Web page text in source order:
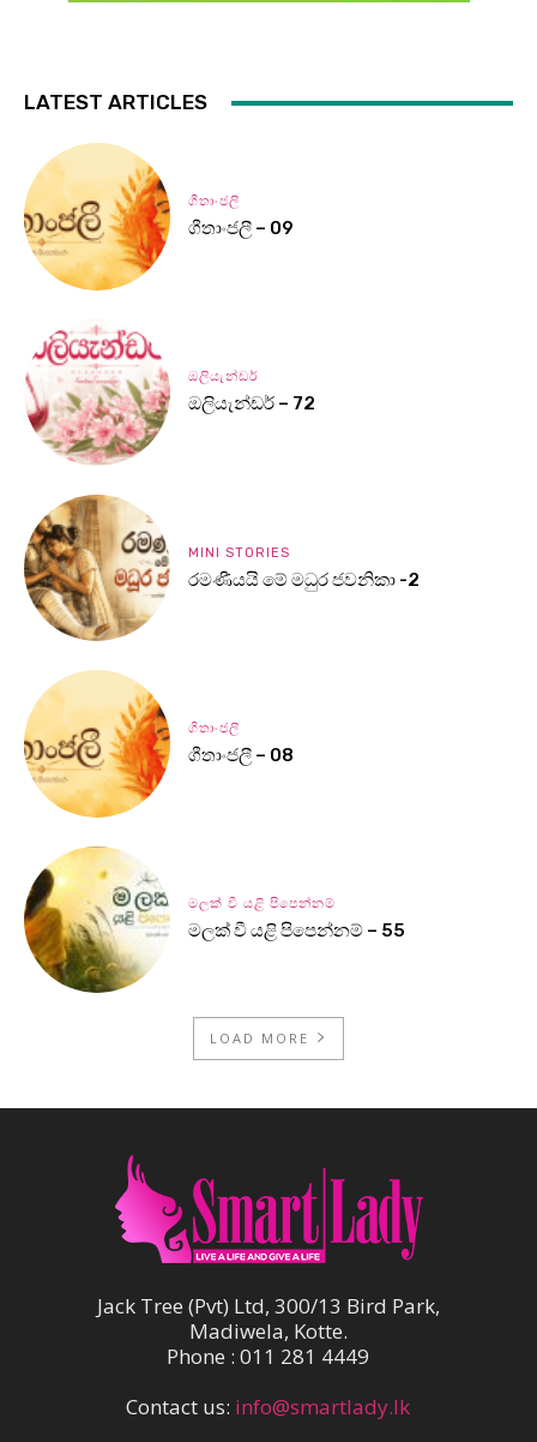
LATEST ARTICLES
ගීතාංජලී
ගීතාංජලී – 09
ඔලියැන්ඩර්
ඔලියැන්ඩර් – 72
MINI STORIES
රමණීයයි මේ මධුර ජවනිකා -2
ගීතාංජලී
ගීතාංජලී – 08
මලක් වී යළි පිපෙන්නම්
මලක් වී යළි පිපෙන්නම් – 55
LOAD MORE
Jack Tree (Pvt) Ltd, 300/13 Bird Park,
Madiwela, Kotte.
Phone : 011 281 4449
Contact us: info@smartlady.lk